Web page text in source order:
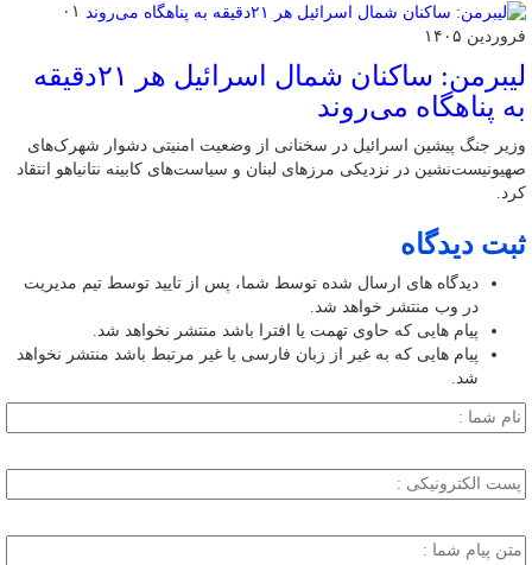
۰۱
فروردین ۱۴۰۵
لیبرمن: ساکنان شمال اسرائیل هر ۲۱دقیقه
به پناهگاه می‌روند
وزیر جنگ پیشین اسرائیل در سخنانی از وضعیت امنیتی دشوار شهرک‌های
صهیونیست‌نشین در نزدیکی مرزهای لبنان و سیاست‌های کابینه نتانیاهو انتقاد
کرد.
ثبت دیدگاه
دیدگاه های ارسال شده توسط شما، پس از تایید توسط تیم مدیریت
در وب منتشر خواهد شد.
پیام هایی که حاوی تهمت یا افترا باشد منتشر نخواهد شد.
پیام هایی که به غیر از زبان فارسی یا غیر مرتبط باشد منتشر نخواهد
شد.